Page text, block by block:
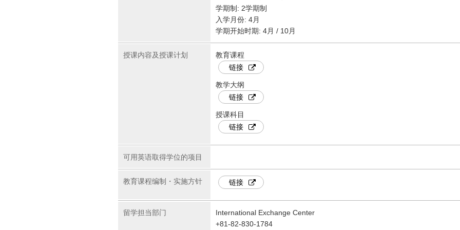
学期制: 2学期制
入学月份: 4月
学期开始时期: 4月 / 10月
授课内容及授课计划
教育课程
链接
教学大纲
链接
授课科目
链接
可用英语取得学位的项目
教育课程编制・实施方针 链接
留学担当部门
International Exchange Center
+81-82-830-1784